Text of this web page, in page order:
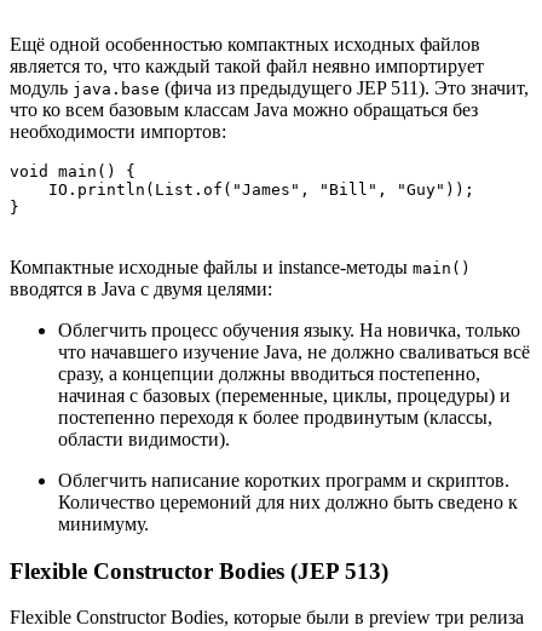
Ещё одной особенностью компактных исходных файлов
является то, что каждый такой файл неявно импортирует
модуль java.base (фича из предыдущего JEP 511). Это значит,
что ко всем базовым классам Java можно обращаться без
необходимости импортов:
void main() {
    IO.println(List.of("James", "Bill", "Guy"));
Компактные исходные файлы и instance-методы main()
вводятся в Java с двумя целями:
Облегчить процесс обучения языку. На новичка, только
что начавшего изучение Java, не должно сваливаться всё
сразу, а концепции должны вводиться постепенно,
начиная с базовых (переменные, циклы, процедуры) и
постепенно переходя к более продвинутым (классы,
области видимости).
Облегчить написание коротких программ и скриптов.
Количество церемоний для них должно быть сведено к
минимуму.
Flexible Constructor Bodies (JEP 513)
Flexible Constructor Bodies, которые были в preview три релиза